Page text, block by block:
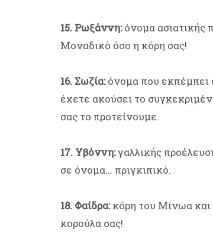
15. Ρωξάννη:όνομα ασιατικής
Μοναδικό όσο η κόρη σας!
16. Σωζία:όνομα που εκπέμπει
έχετε ακούσει το
σας το προτείνουμε.
17. Υβόννη:γαλλικής
σε όνομα... πριγκιπικό.
18. Φαίδρα:κόρη του Μίνωα και
κορούλα σας!